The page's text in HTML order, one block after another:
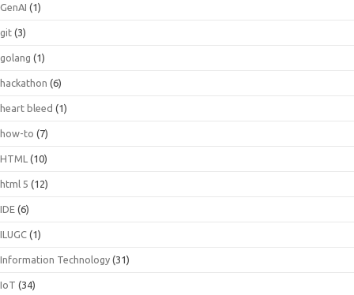
GenAI (1)
git (3)
golang (1)
hackathon (6)
heart bleed (1)
how-to (7)
HTML (10)
html 5 (12)
IDE (6)
ILUGC (1)
Information Technology (31)
IoT (34)